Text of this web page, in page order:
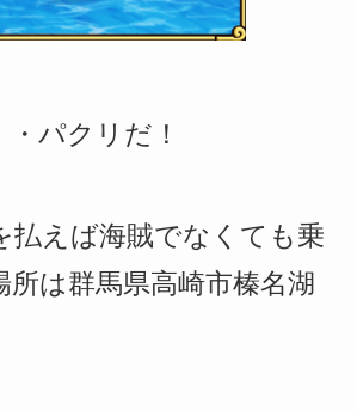
パクリだ！
払えば海賊でなくても乗
は群馬県高崎市榛名湖